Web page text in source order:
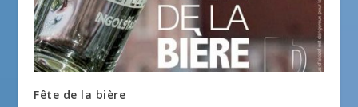
Fête de la bière